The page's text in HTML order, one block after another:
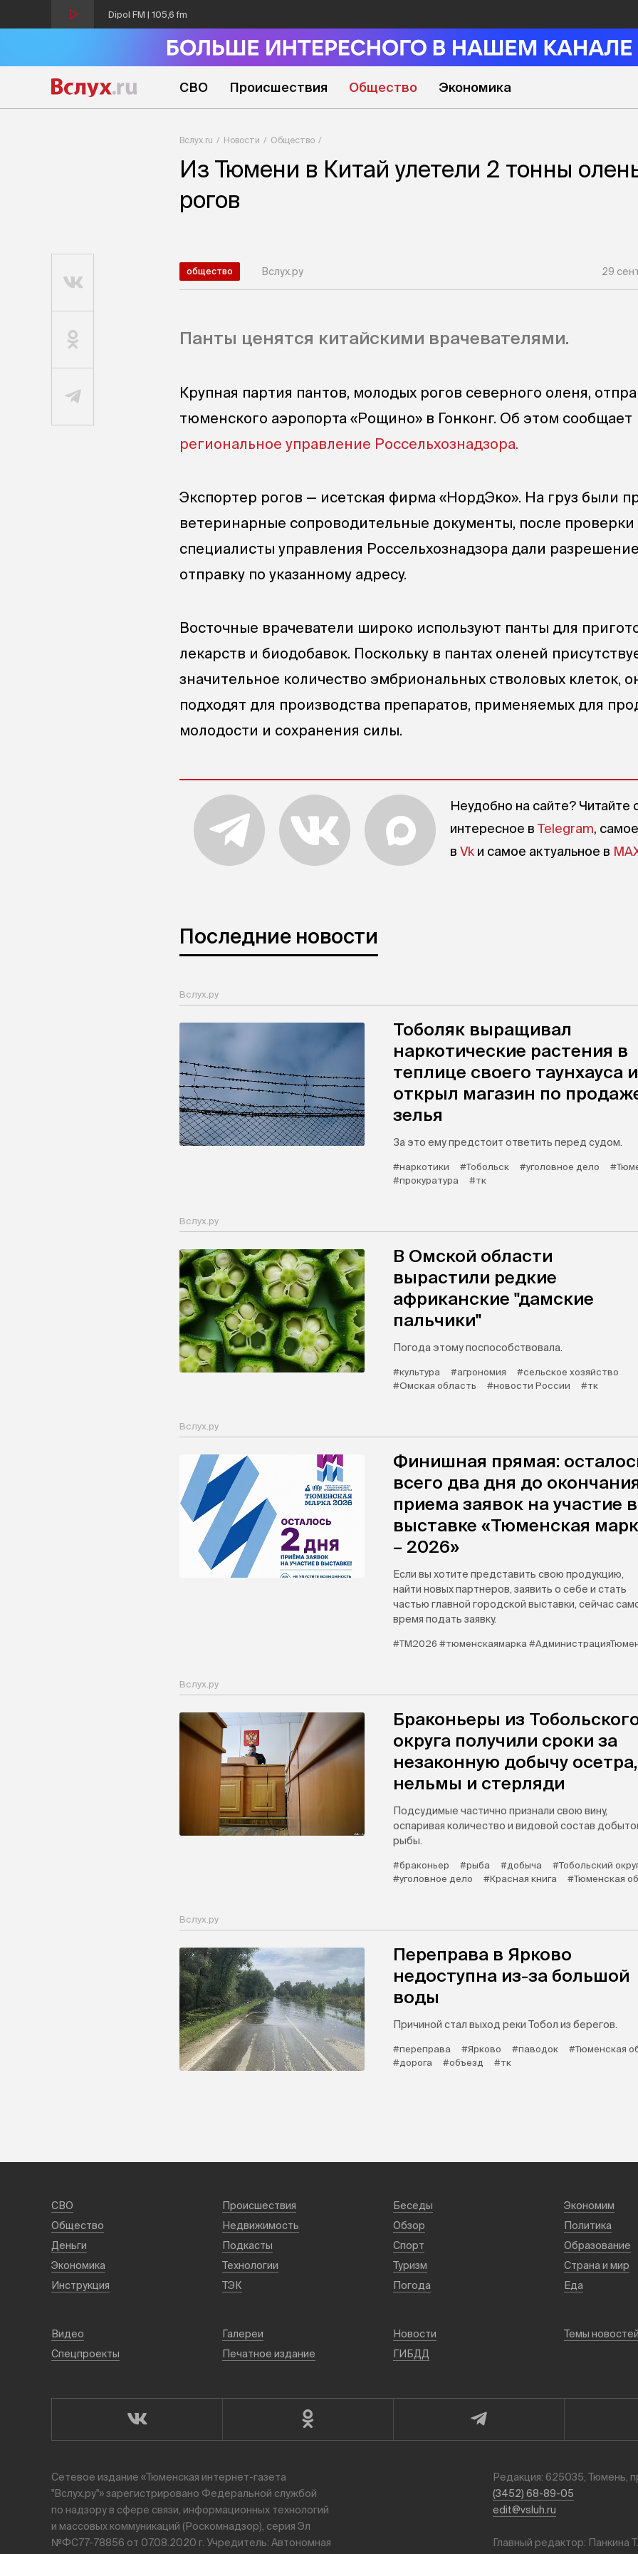
Dipol FM | 105,6 fm
СВО Происшествия Общество Экономика
Вслух.ru Новости Общество
Из Тюмени в Китай улетели 2 тонны
рогов
общество Вслух.ру 29
Панты ценятся китайскими врачевателями.
Крупная партия пантов, молодых рогов северного оленя,
тюменского аэропорта «Рощино» в Гонконг. Об этом сообщает
региональное управление Россельхознадзора.
Экспортер рогов — исетская фирма «НордЭко». На груз были
ветеринарные сопроводительные документы, после проверки
специалисты управления Россельхознадзора дали
отправку по указанному адресу.
Восточные врачеватели широко используют панты для
лекарств и биодобавок. Поскольку в пантах оленей
значительное количество эмбриональных стволовых клеток,
подходят для производства препаратов, применяемых для
молодости и сохранения силы.
Неудобно на сайте? Читайте
интересное в Telegram,
в Vk и самое актуальное в
Последние новости
Вслух.ру
Тоболяк выращивал
наркотические растения в
теплице своего таунхауса и
открыл магазин по
зелья
За это ему предстоит ответить перед судом.
#наркотики #Тобольск #уголовное дело
#прокуратура
#тк
Вслух.ру
В Омской области
вырастили редкие
африканские "дамские
пальчики"
Погода этому поспособствовала.
#культура #агрономия
#сельское хозяйство
#Омская область
#новости России #тк
Вслух.ру
Финишная прямая:
всего два дня до
приема заявок на участие в
выставке «Тюменская
– 2026»
Если вы хотите представить свою продукцию,
найти новых партнеров, заявить о себе и стать
частью главной городской выставки, сейчас
время подать заявку.
#ТМ2026 #тюменскаямарка
Вслух.ру
Браконьеры из
округа получили сроки за
незаконную добычу осетра,
нельмы и стерляди
Подсудимые частично признали свою вину,
оспаривая количество и видовой состав
рыбы.
#браконьер #рыба #добыча #Тобольский
#уголовное дело
#Красная книга #Тюменская
Вслух.ру
Переправа в Ярково
недоступна из-за большой
воды
Причиной стал выход реки Тобол из берегов.
#переправа #Ярково #паводок
#Тюменская
#дорога
#объезд #тк
СВО Происшествия Беседы Экономим
Общество
Недвижимость Обзор Политика
Деньги
Подкасты Спорт Образование
Экономика
Технологии Туризм Страна и мир
Инструкция
ТЭК Погода Еда
Видео Галереи Новости Темы новостей
Спецпроекты
Печатное издание ГИБДД
Сетевое издание «Тюменская интернет-газета
"Вслух.ру"» зарегистрировано Федеральной службой
по надзору в сфере связи, информационных технологий
и массовых коммуникаций (Роскомнадзор), серия Эл
№ФС77-78856 от 07.08.2020 г. Учредитель: Автономная
Редакция: 625035, Тюмень,
(3452) 68-89-05
edit@vsluh.ru
Главный редактор: Панкина